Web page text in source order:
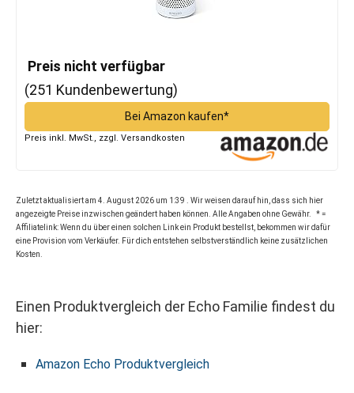
Preis nicht verfügbar
(251 Kundenbewertung)
Bei Amazon kaufen*
Preis inkl. MwSt., zzgl. Versandkosten
Zuletzt aktualisiert am 4. August 2026 um 1:39 . Wir weisen darauf hin, dass sich hier
angezeigte Preise inzwischen geändert haben können. Alle Angaben ohne Gewähr. * =
Affiliatelink: Wenn du über einen solchen Link ein Produkt bestellst, bekommen wir dafür
eine Provision vom Verkäufer. Für dich entstehen selbstverständlich keine zusätzlichen
Kosten.
Einen Produktvergleich der Echo Familie findest du
hier:
Amazon Echo Produktvergleich